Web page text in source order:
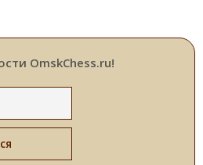
OmskChess.ru!